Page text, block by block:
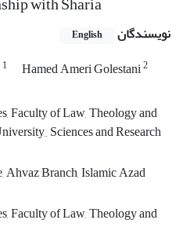
نویسندگان English
1 Hamed Ameri Golestani2
Faculty of Law, Theology and
Sciences and Research
Ahvaz Branch, Islamic Azad
Faculty of Law, Theology and